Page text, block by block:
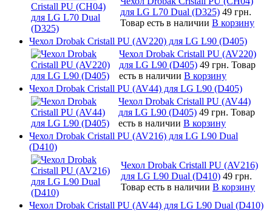
для LG L70 Dual (D325) 49 грн.
Товар есть в наличии В корзину
Чехол Drobak Cristall PU (AV220) для LG L90 (D405)
Чехол Drobak Cristall PU (AV220)
для LG L90 (D405) 49 грн. Товар
есть в наличии В корзину
Чехол Drobak Cristall PU (AV44) для LG L90 (D405)
Чехол Drobak Cristall PU (AV44)
для LG L90 (D405) 49 грн. Товар
есть в наличии В корзину
Чехол Drobak Cristall PU (AV216) для LG L90 Dual
(D410)
Чехол Drobak Cristall PU (AV216)
для LG L90 Dual (D410) 49 грн.
Товар есть в наличии В корзину
Чехол Drobak Cristall PU (AV44) для LG L90 Dual (D410)